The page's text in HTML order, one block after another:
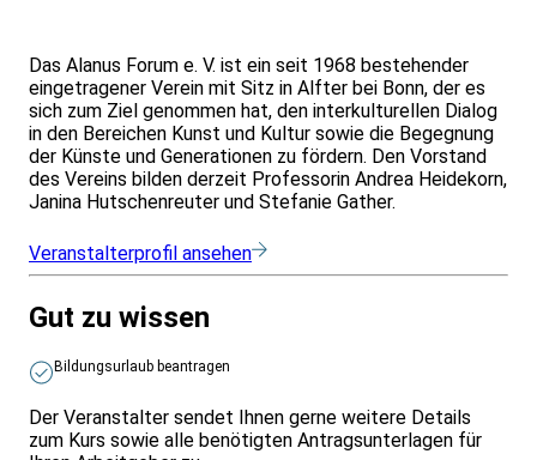
Das Alanus Forum e. V. ist ein seit 1968 bestehender
eingetragener Verein mit Sitz in Alfter bei Bonn, der es
sich zum Ziel genommen hat, den interkulturellen Dialog
in den Bereichen Kunst und Kultur sowie die Begegnung
der Künste und Generationen zu fördern. Den Vorstand
des Vereins bilden derzeit Professorin Andrea Heidekorn,
Janina Hutschenreuter und Stefanie Gather.
Veranstalterprofil ansehen
Gut zu wissen
Bildungsurlaub beantragen
Der Veranstalter sendet Ihnen gerne weitere Details
zum Kurs sowie alle benötigten Antragsunterlagen für